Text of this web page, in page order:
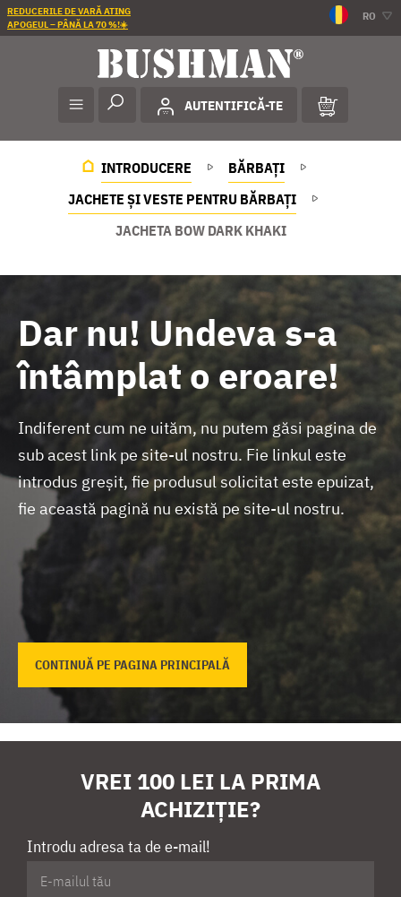
REDUCERILE DE VARĂ ATING
APOGEUL – PÂNĂ LA 70 %!☀️
RO
AUTENTIFICĂ-TE
INTRODUCERE
BĂRBAȚI
JACHETE ȘI VESTE PENTRU BĂRBAȚI
JACHETA BOW DARK KHAKI
Dar nu! Undeva s-a
întâmplat o eroare!
Indiferent cum ne uităm, nu putem găsi pagina de
sub acest link pe site-ul nostru. Fie linkul este
introdus greșit, fie produsul solicitat este epuizat,
fie această pagină nu există pe site-ul nostru.
CONTINUĂ PE PAGINA PRINCIPALĂ
VREI 100 LEI LA PRIMA
ACHIZIȚIE?
Introdu adresa ta de e-mail!